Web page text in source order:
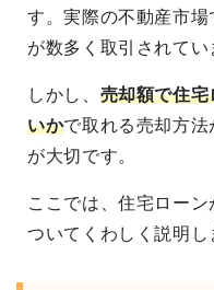
す。実際の不動産市
が数多く取引されてい
しかし、 売却額で住
いかで取れる売却方法
が大切です。
ここでは、住宅ロー
ついてくわしく説明し